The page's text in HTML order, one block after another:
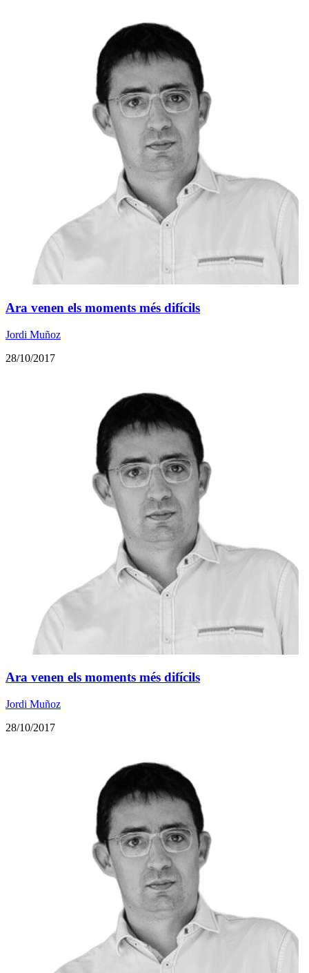
Ara venen els moments més difícils
Jordi Muñoz
28/10/2017
Ara venen els moments més difícils
Jordi Muñoz
28/10/2017